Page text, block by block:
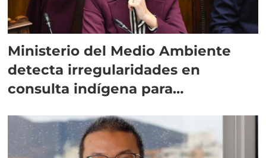
Ministerio del Medio Ambiente
detecta irregularidades en
consulta indígena para